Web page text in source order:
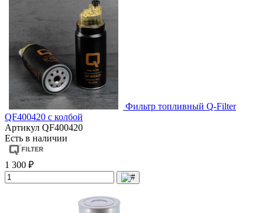
Фильтр топливный Q-Filter
QF400420 с колбой
Артикул QF400420
Есть в наличии
1 300 ₽